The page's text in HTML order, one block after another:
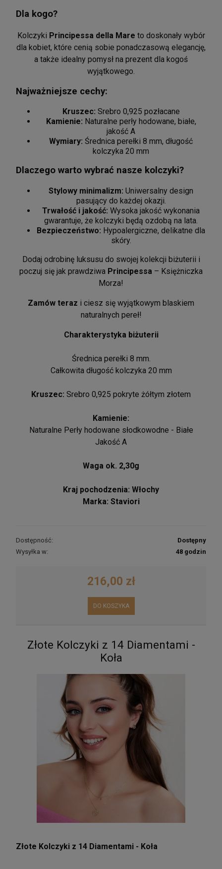
krzyżykiem
135,00 zł
POWIADOM O DOSTĘPNOŚCI
Dla kogo?
Kolczyki Principessa della Mare to doskonały wybór
dla kobiet, które cenią sobie ponadczasową elegancję,
a także idealny pomysł na prezent dla kogoś
wyjątkowego.
Najważniejsze cechy:
Kruszec: Srebro 0,925 pozłacane
Kamienie: Naturalne perły hodowane, białe,
jakość A
Wymiary: Średnica perełki 8 mm, długość
kolczyka 20 mm
Dlaczego warto wybrać nasze kolczyki?
Stylowy minimalizm: Uniwersalny design
pasujący do każdej okazji.
Trwałość i jakość: Wysoka jakość wykonania
gwarantuje, że kolczyki będą ozdobą na lata.
Bezpieczeństwo: Hypoalergiczne, delikatne dla
skóry.
Dodaj odrobinę luksusu do swojej kolekcji biżuterii i
poczuj się jak prawdziwa Principessa – Księżniczka
Morza!
Zamów teraz i ciesz się wyjątkowym blaskiem
naturalnych pereł!
Charakterystyka biżuterii
Średnica perełki 8 mm.
Całkowita długość kolczyka 20 mm
Kruszec: Srebro 0,925 pokryte żółtym złotem
Kamienie:
Naturalne Perły hodowane słodkowodne - Białe
Jakość A
Waga ok. 2,30g
Kraj pochodzenia: Włochy
Marka: Staviori
Dostępność:
Dostępny
Wysyłka w:
48 godzin
216,00 zł
DO KOSZYKA
Złote Kolczyki z 14 Diamentami -
Koła
Złote Kolczyki z 14 Diamentami - Koła